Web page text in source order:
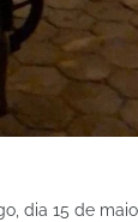
dia 15 de